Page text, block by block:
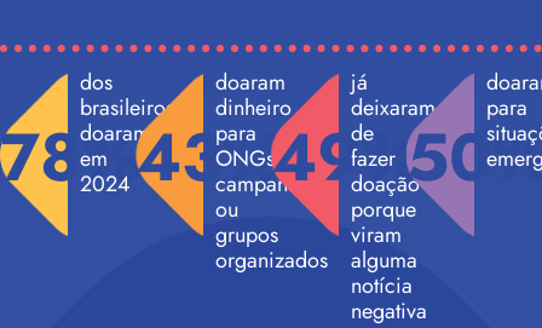
78%
dos
brasileiros
doaram
em
202443%
doaram
dinheiro
para
ONGs,
campanhas
ou
grupos
organizados
49%
já
deixaram
de
fazer
doação
porque
viram
alguma
notícia
negativa
para